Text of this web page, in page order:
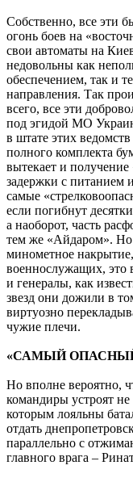
Собственно, все эти
огонь боев на
свои автоматы на
недовольны как
обеспечением, так и
направления. Так
всего, все эти
под эгидой МО
в штате этих
полного комплекта
вытекает и получение
задержки с питанием
самые
если погибнут
а наоборот, часть
тем же «Айдаром». Но
минометное
военнослужащих, это
и генералы, как
звезд они дожили в
виртуозно
чужие плечи.
«САМЫЙ
Но вполне вероятно,
командиры устроят не
которым лояльны
отдать
параллельно с
главного врага –